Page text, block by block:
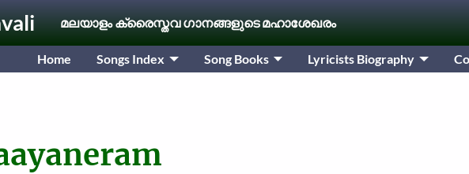
മലയാളം ക്രൈസ്തവ ഗാനങ്ങളുടെ മഹാശേഖരം
Home Songs Index Song Books Lyricists Biography